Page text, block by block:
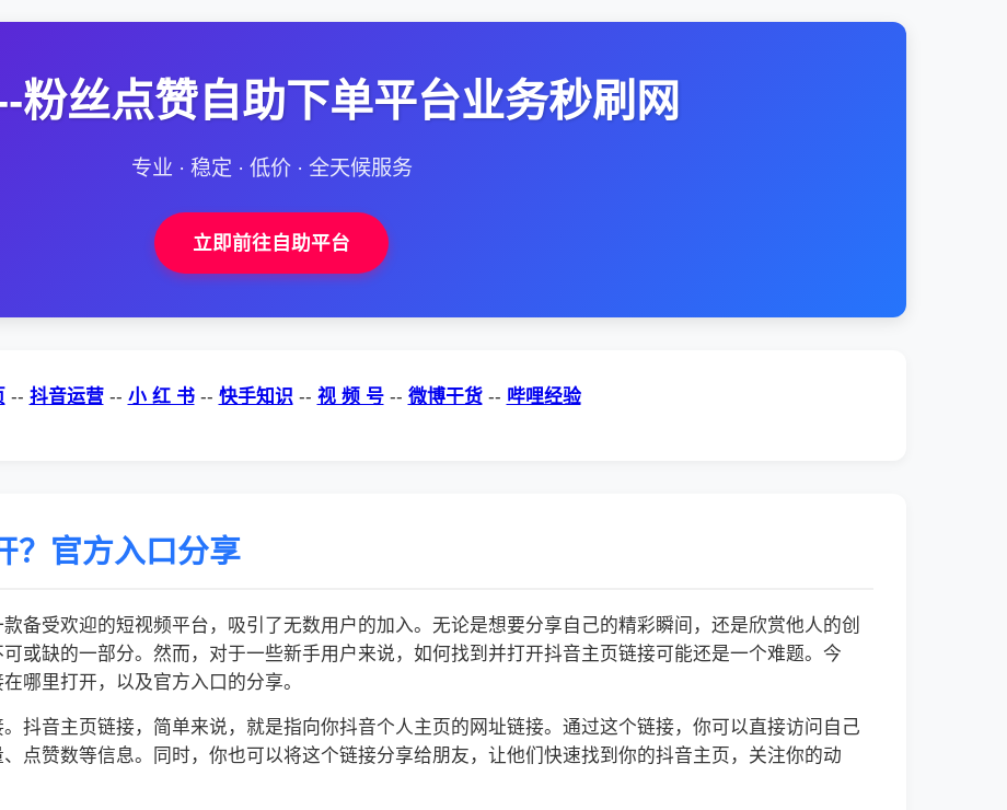
粉丝点赞自助下单平台业务秒刷网
专业 · 稳定 · 低价 · 全天候服务
立即前往自助平台
-- 抖音运营 -- 小 红 书 -- 快手知识 -- 视 频 号 -- 微博干货 -- 哔哩经验
？官方入口分享
备受欢迎的短视频平台，吸引了无数用户的加入。无论是想要分享自己的精彩瞬间，还是欣赏他人的创
或缺的一部分。然而，对于一些新手用户来说，如何找到并打开抖音主页链接可能还是一个难题。今
哪里打开，以及官方入口的分享。
抖音主页链接，简单来说，就是指向你抖音个人主页的网址链接。通过这个链接，你可以直接访问自己
点赞数等信息。同时，你也可以将这个链接分享给朋友，让他们快速找到你的抖音主页，关注你的动